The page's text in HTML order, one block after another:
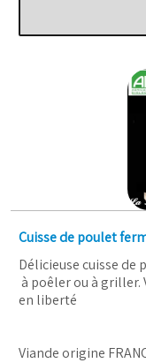
Cuisse de poulet
Délicieuse cuisse
à poêler ou à
en liberté
Viande origine